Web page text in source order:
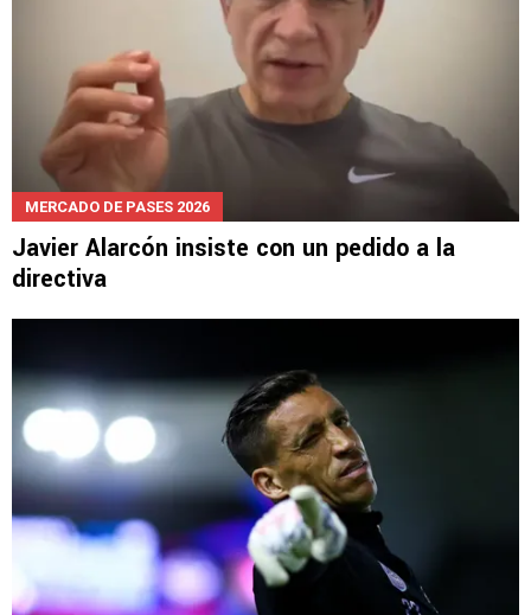
MERCADO DE PASES 2026
Javier Alarcón insiste con un pedido a la
directiva